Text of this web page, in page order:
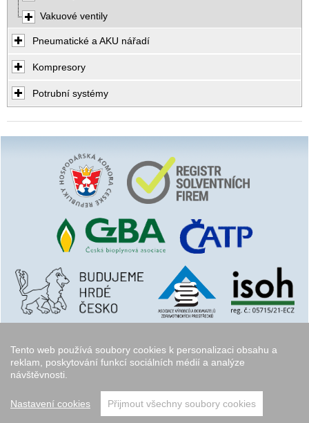
Tento web používá soubory cookies k personalizaci obsahu a
reklam, poskytování funkcí sociálních médií a analýze
návštěvnosti.
Nastavení cookies Přijmout všechny soubory cookies
Vakuové ventily
Pneumatické a AKU nářadí
Kompresory
Potrubní systémy
přeskočit nahoru ↑